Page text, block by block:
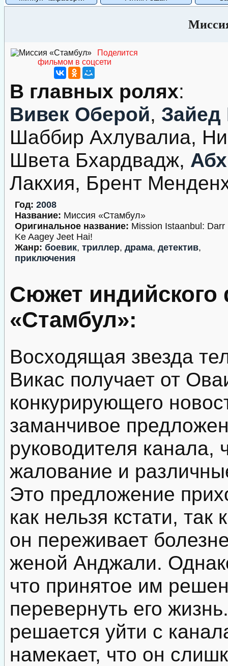
Поделится
фильмом в соцсети
В главных ролях:
Вивек Оберой, Зайед
Шаббир Ахлувалиа,
Швета Бхардвадж,
Лакхия, Брент
Год: 2008
Название: Миссия «Стамбул»
Оригинальное название: Mission Istaanbul: Darr
Ke Aagey Jeet Hai!
Жанр: боевик, триллер, драма, детектив,
приключения
Сюжет
«Стамбул»:
Восходящая звезда
Викас получает от
конкурирующего
заманчивое
руководителя канала,
жалование и
Это предложение
как нельзя кстати,
он переживает
женой Анджали.
что принятое им
перевернуть его
решается уйти с
намекает, что он